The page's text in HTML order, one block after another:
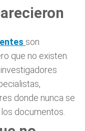
son
que no existen.
donde nunca se
documentos.